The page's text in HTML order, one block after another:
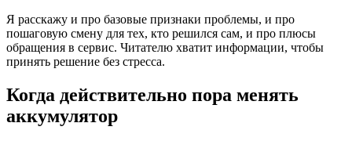
Я расскажу и про базовые признаки проблемы, и про
пошаговую смену для тех, кто решился сам, и про плюсы
обращения в сервис. Читателю хватит информации, чтобы
принять решение без стресса.
Когда действительно пора менять
аккумулятор